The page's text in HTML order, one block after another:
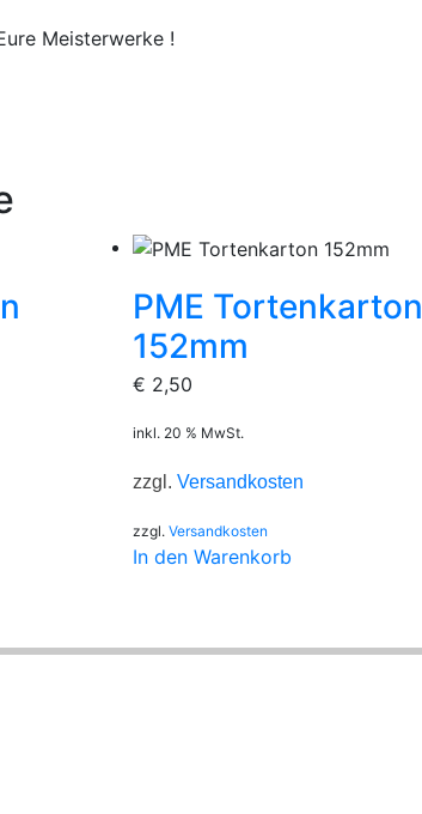
Meisterwerke !
PME Tortenkarton
152mm
€ 2,50
inkl. 20 % MwSt.
zzgl.Versandkosten
zzgl.Versandkosten
In den Warenkorb